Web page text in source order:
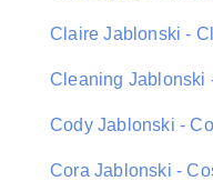
Claire Jablonski -
Cleaning Jablonski
Cody Jablonski -
Cora Jablonski -